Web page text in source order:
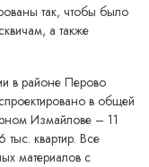
так, чтобы было
а также
в районе Перово
в общей
Измайлове – 11
квартир. Все
материалов с